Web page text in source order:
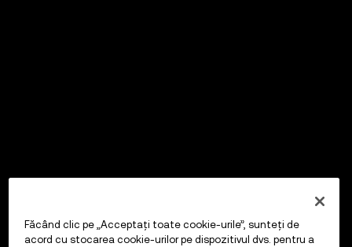
Făcând clic pe „Acceptați toate cookie-urile”, sunteți de
acord cu stocarea cookie-urilor pe dispozitivul dvs. pentru a